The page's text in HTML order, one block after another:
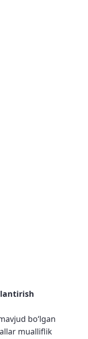
bo‘lgan
mualliflik